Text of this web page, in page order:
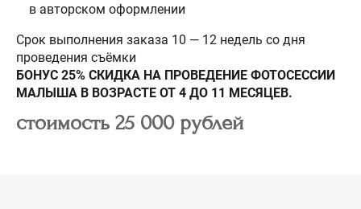
в авторском оформлении
Срок выполнения заказа 10 — 12 недель со дня
проведения съёмки
БОНУС 25% СКИДКА НА ПРОВЕДЕНИЕ ФОТОСЕССИИ
МАЛЫША В ВОЗРАСТЕ ОТ 4 ДО 11 МЕСЯЦЕВ.
стоимость 25 000 рублей